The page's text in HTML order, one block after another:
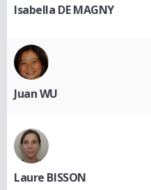
Isabella DE MAGNY
Juan WU
Laure BISSON